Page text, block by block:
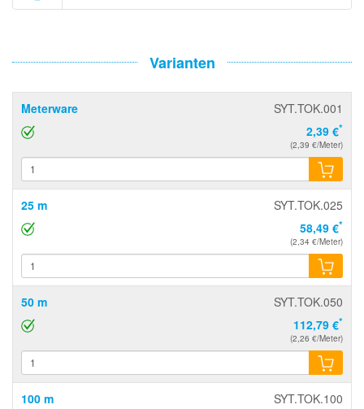
Varianten
Meterware
SYT.TOK.001
2,39 €*
(2,39 €/Meter)
25 m
SYT.TOK.025
58,49 €*
(2,34 €/Meter)
50 m
SYT.TOK.050
112,79 €*
(2,26 €/Meter)
100 m
SYT.TOK.100